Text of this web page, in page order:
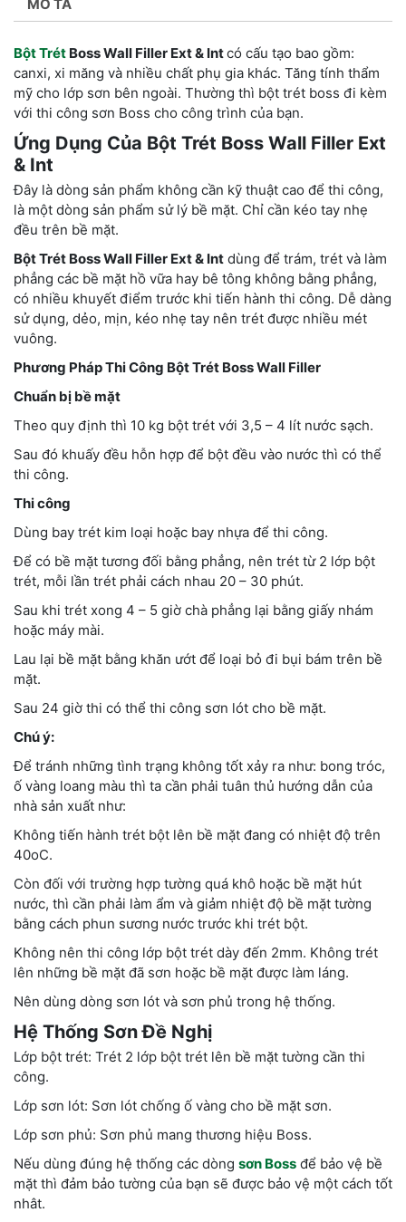
MÔ TẢ
Bột Trét Boss Wall Filler Ext & Intcó cấu tạo bao gồm:
canxi, xi măng và nhiều chất phụ gia khác. Tăng tính thẩm
mỹ cho lớp sơn bên ngoài. Thường thì bột trét boss đi kèm
với thi công sơn Boss cho công trình của bạn.
Ứng Dụng Của Bột Trét Boss Wall Filler Ext
& Int
Đây là dòng sản phẩm không cần kỹ thuật cao để thi công,
là một dòng sản phẩm sử lý bề mặt. Chỉ cần kéo tay nhẹ
đều trên bề mặt.
Bột Trét Boss Wall Filler Ext & Int dùng để trám, trét và làm
phẳng các bề mặt hồ vữa hay bê tông không bằng phẳng,
có nhiều khuyết điểm trước khi tiến hành thi công. Dễ dàng
sử dụng, dẻo, mịn, kéo nhẹ tay nên trét được nhiều mét
vuông.
Phương Pháp Thi Công Bột Trét Boss Wall Filler
Chuẩn bị bề mặt
Theo quy định thì 10 kg bột trét với 3,5 – 4 lít nước sạch.
Sau đó khuấy đều hỗn hợp để bột đều vào nước thì có thể
thi công.
Thi công
Dùng bay trét kim loại hoặc bay nhựa để thi công.
Để có bề mặt tương đối bằng phẳng, nên trét từ 2 lớp bột
trét, mỗi lần trét phải cách nhau 20 – 30 phút.
Sau khi trét xong 4 – 5 giờ chà phẳng lại bằng giấy nhám
hoặc máy mài.
Lau lại bề mặt bằng khăn ướt để loại bỏ đi bụi bám trên bề
mặt.
Sau 24 giờ thi có thể thi công sơn lót cho bề mặt.
Chú ý:
Để tránh những tình trạng không tốt xảy ra như: bong tróc,
ố vàng loang màu thì ta cần phải tuân thủ hướng dẫn của
nhà sản xuất như:
Không tiến hành trét bột lên bề mặt đang có nhiệt độ trên
40oC.
Còn đối với trường hợp tường quá khô hoặc bề mặt hút
nước, thì cần phải làm ẩm và giảm nhiệt độ bề mặt tường
bằng cách phun sương nước trước khi trét bột.
Không nên thi công lớp bột trét dày đến 2mm. Không trét
lên những bề mặt đã sơn hoặc bề mặt được làm láng.
Nên dùng dòng sơn lót và sơn phủ trong hệ thống.
Hệ Thống Sơn Đề Nghị
Lớp bột trét: Trét 2 lớp bột trét lên bề mặt tường cần thi
công.
Lớp sơn lót: Sơn lót chống ố vàng cho bề mặt sơn.
Lớp sơn phủ: Sơn phủ mang thương hiệu Boss.
Nếu dùng đúng hệ thống các dòng sơn Boss để bảo vệ bề
mặt thì đảm bảo tường của bạn sẽ được bảo vệ một cách tốt
nhât.